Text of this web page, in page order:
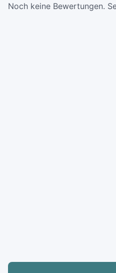
Noch keine Bewertungen.